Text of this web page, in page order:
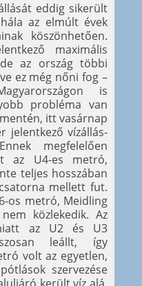
eddig sikerült
az elmúlt évek
köszönhetően.
maximális
az ország többi
ez még nőni fog –
is
probléma van
itt vasárnap
jelentkező vízállás-
megfelelően
az U4-es metró,
teljes hosszában
mellett fut.
os metró, Meidling
közlekedik. Az
az U2 és U3
leállt, így
volt az egyetlen,
szervezése